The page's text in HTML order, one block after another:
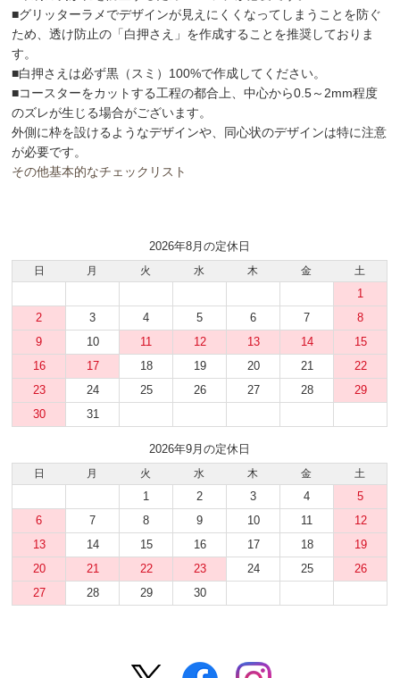
■グリッターラメでデザインが見えにくくなってしまうことを防ぐ
ため、透け防止の「白押さえ」を作成することを推奨しておりま
す。
■白押さえは必ず黒（スミ）100%で作成してください。
■コースターをカットする工程の都合上、中心から0.5～2mm程度
のズレが生じる場合がございます。
外側に枠を設けるようなデザインや、同心状のデザインは特に注意
が必要です。
その他基本的なチェックリスト
2026年8月の定休日
日 月 火 水 木 金 土
1
2
3 4 5 6 7
8
9
10 11 12 13 14
15
16
17 18 19 20 21
22
23
24 25 26 27 28
29
30
31
2026年9月の定休日
日 月 火 水 木 金 土
1 2 3 4
5
6
7 8 9 10 11
12
13
14 15 16 17 18
19
20
21 22 23 24 25
26
27
28 29 30